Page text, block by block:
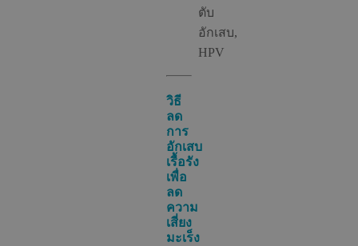
ตับ
อักเสบ,
HPV
วิธี
ลด
การ
อักเสบ
เรื้อรัง
เพื่อ
ลด
ความ
เสี่ยง
มะเร็ง